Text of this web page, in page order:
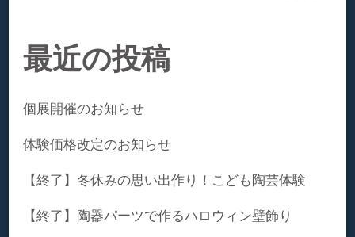
最近の投稿
個展開催のお知らせ
体験価格改定のお知らせ
【終了】冬休みの思い出作り！こども陶芸体験
【終了】陶器パーツで作るハロウィン壁飾り